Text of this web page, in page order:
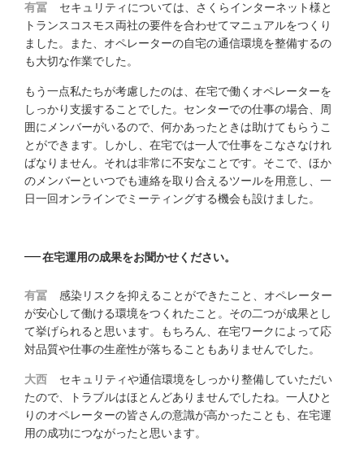
有冨
セキュリティについては、さくらインターネット様と
トランスコスモス両社の要件を合わせてマニュアルをつくり
ました。また、オペレーターの自宅の通信環境を整備するの
も大切な作業でした。
もう一点私たちが考慮したのは、在宅で働くオペレーターを
しっかり支援することでした。センターでの仕事の場合、周
囲にメンバーがいるので、何かあったときは助けてもらうこ
とができます。しかし、在宅では一人で仕事をこなさなけれ
ばなりません。それは非常に不安なことです。そこで、ほか
のメンバーといつでも連絡を取り合えるツールを用意し、一
日一回オンラインでミーティングする機会も設けました。
在宅運用の成果をお聞かせください。
有冨
感染リスクを抑えることができたこと、オペレーター
が安心して働ける環境をつくれたこと。その二つが成果とし
て挙げられると思います。もちろん、在宅ワークによって応
対品質や仕事の生産性が落ちることもありませんでした。
大西
セキュリティや通信環境をしっかり整備していただい
たので、トラブルはほとんどありませんでしたね。一人ひと
りのオペレーターの皆さんの意識が高かったことも、在宅運
用の成功につながったと思います。